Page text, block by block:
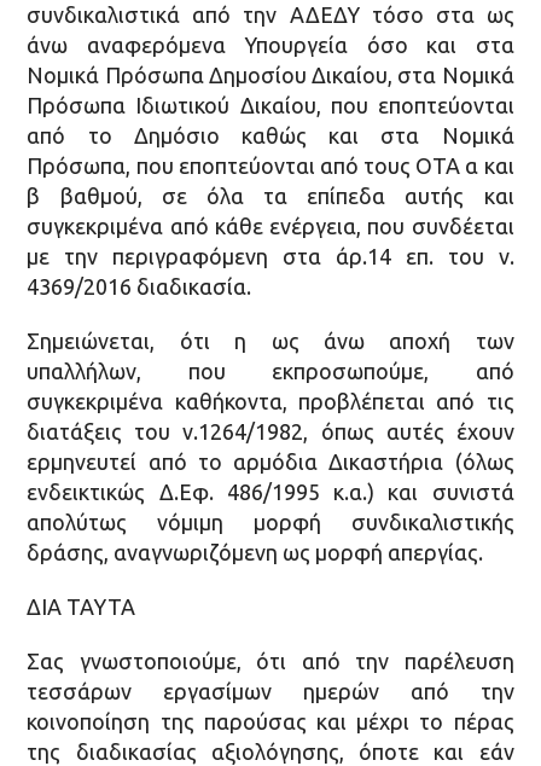
συνδικαλιστικά από την ΑΔΕΔΥ τόσο στα ως
άνω αναφερόμενα Υπουργεία όσο και στα
Νομικά Πρόσωπα Δημοσίου Δικαίου, στα Νομικά
Πρόσωπα Ιδιωτικού Δικαίου, που εποπτεύονται
από το Δημόσιο καθώς και στα Νομικά
Πρόσωπα, που εποπτεύονται από τους ΟΤΑ α και
β βαθμού, σε όλα τα επίπεδα αυτής και
συγκεκριμένα από κάθε ενέργεια, που συνδέεται
με την περιγραφόμενη στα άρ.14 επ. του ν.
4369/2016 διαδικασία.
Σημειώνεται, ότι η ως άνω αποχή των
υπαλλήλων, που εκπροσωπούμε, από
συγκεκριμένα καθήκοντα, προβλέπεται από τις
διατάξεις του ν.1264/1982, όπως αυτές έχουν
ερμηνευτεί από το αρμόδια Δικαστήρια (όλως
ενδεικτικώς Δ.Εφ. 486/1995 κ.α.) και συνιστά
απολύτως νόμιμη μορφή συνδικαλιστικής
δράσης, αναγνωριζόμενη ως μορφή απεργίας.
ΔΙΑ ΤΑΥΤΑ
Σας γνωστοποιούμε, ότι από την παρέλευση
τεσσάρων εργασίμων ημερών από την
κοινοποίηση της παρούσας και μέχρι το πέρας
της διαδικασίας αξιολόγησης, όποτε και εάν